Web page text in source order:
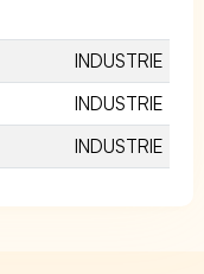
INDUSTRIE
INDUSTRIE
INDUSTRIE